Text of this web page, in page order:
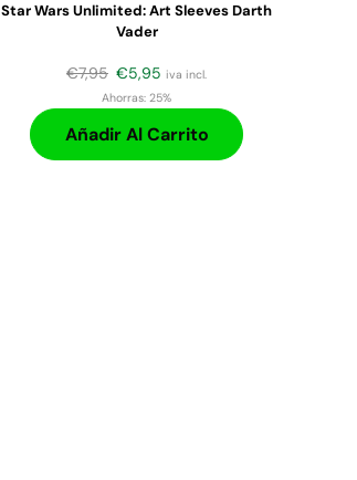
Star Wars Unlimited: Art Sleeves Darth
Vader
€7,95 €5,95 iva incl.
Ahorras: 25%
Añadir Al Carrito